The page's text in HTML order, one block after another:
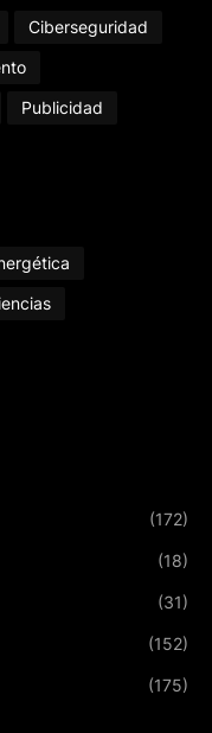
Ciberseguridad
Publicidad
(172)
(18)
(31)
(152)
(175)